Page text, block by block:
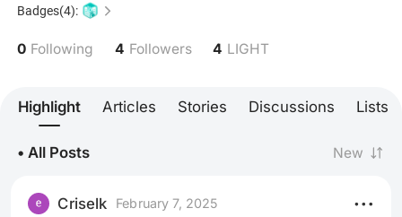
Badges(4):
0 Following 4 Followers 4 LIGHT
Highlight Articles Stories Discussions Lists
• All Posts New
Criselk February 7, 2025